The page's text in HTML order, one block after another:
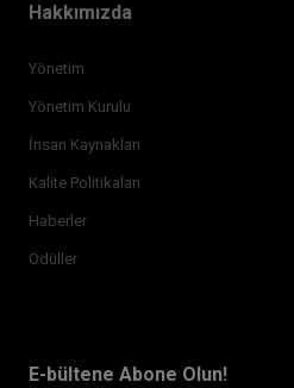
Hakkımızda
Yönetim
Yönetim Kurulu
İnsan Kaynakları
Kalite Politikaları
Haberler
Ödüller
E-bültene Abone Olun!